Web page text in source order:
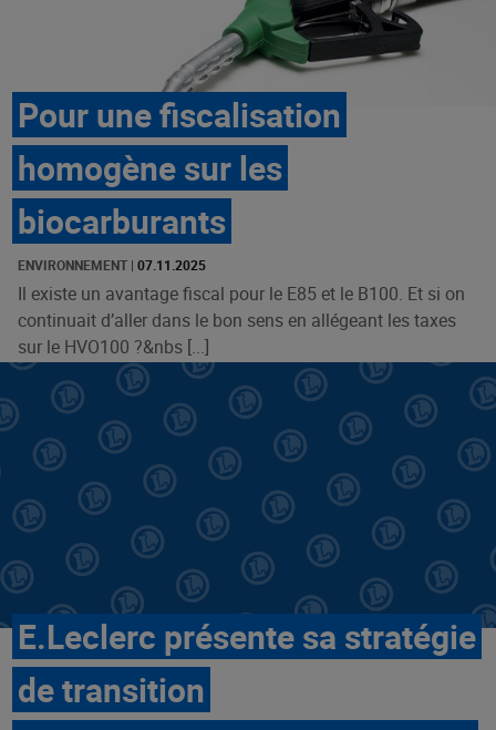
Pour une fiscalisation
homogène sur les
biocarburants
ENVIRONNEMENT | 07.11.2025
Il existe un avantage fiscal pour le E85 et le B100. Et si on
continuait d’aller dans le bon sens en allégeant les taxes
sur le HVO100 ?&nbs [...]
E.Leclerc présente sa stratégie
de transition